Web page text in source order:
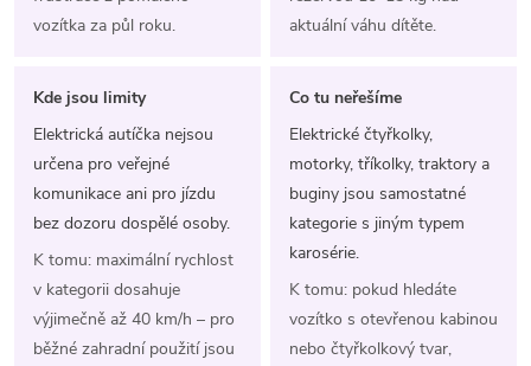
vozítka za půl roku.
aktuální váhu dítěte.
Kde jsou limity
Elektrická autíčka nejsou
určena pro veřejné
komunikace ani pro jízdu
bez dozoru dospělé osoby.
K tomu: maximální rychlost
v kategorii dosahuje
výjimečně až 40 km/h – pro
běžné zahradní použití jsou
Co tu neřešíme
Elektrické čtyřkolky,
motorky, tříkolky, traktory a
buginy jsou samostatné
kategorie s jiným typem
karosérie.
K tomu: pokud hledáte
vozítko s otevřenou kabinou
nebo čtyřkolkový tvar,